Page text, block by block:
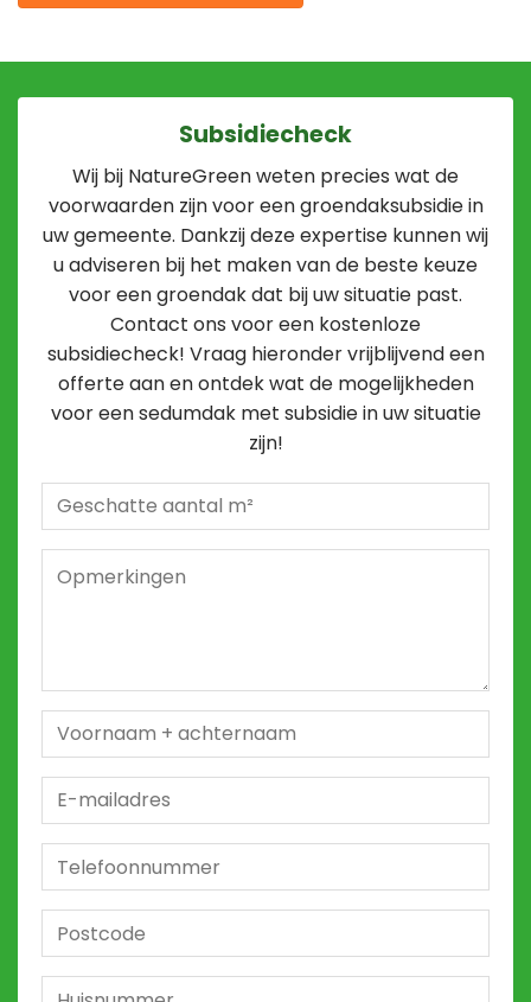
Subsidiecheck
Wij bij NatureGreen weten precies wat de
voorwaarden zijn voor een groendaksubsidie in
uw gemeente. Dankzij deze expertise kunnen wij
u adviseren bij het maken van de beste keuze
voor een groendak dat bij uw situatie past.
Contact ons voor een kostenloze
subsidiecheck! Vraag hieronder vrijblijvend een
offerte aan en ontdek wat de mogelijkheden
voor een sedumdak met subsidie in uw situatie
zijn!
Geschatte
Naam
E-
Telefoon
Postcode *
Huisnummer